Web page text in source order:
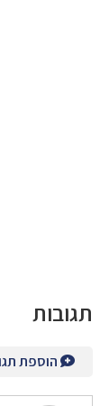
תגובות
הוספת